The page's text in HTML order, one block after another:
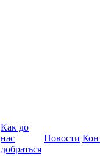
Как до
нас
добраться
Новости